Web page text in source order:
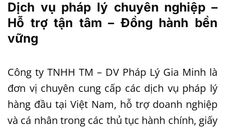
Dịch vụ pháp lý chuyên nghiệp –
Hỗ trợ tận tâm – Đồng hành bền
vững
Công ty TNHH TM – DV Pháp Lý Gia Minh là
đơn vị chuyên cung cấp các dịch vụ pháp lý
hàng đầu tại Việt Nam, hỗ trợ doanh nghiệp
và cá nhân trong các thủ tục hành chính, giấy